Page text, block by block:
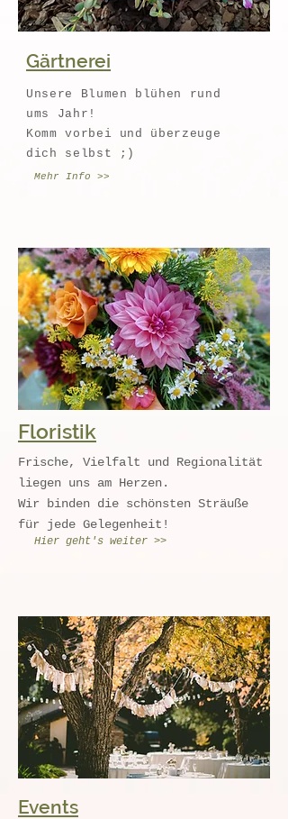
Gärtnerei
Unsere Blumen blühen rund
ums Jahr!
Komm vorbei und überzeuge
dich selbst ;)
Mehr Info >>
Floristik
Frische, Vielfalt und Regionalität
liegen uns am Herzen.
Wir binden die schönsten Sträuße
für jede Gelegenheit!
Hier geht's weiter >>
Events